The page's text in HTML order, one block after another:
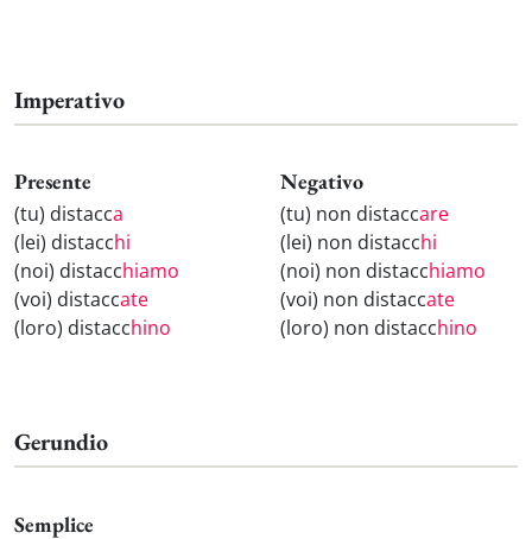
Imperativo
Presente
(tu) distacca
(lei) distacchi
(noi) distacchiamo
(voi) distaccate
(loro) distacchino
Negativo
(tu) non distaccare
(lei) non distacchi
(noi) non distacchiamo
(voi) non distaccate
(loro) non distacchino
Gerundio
Semplice